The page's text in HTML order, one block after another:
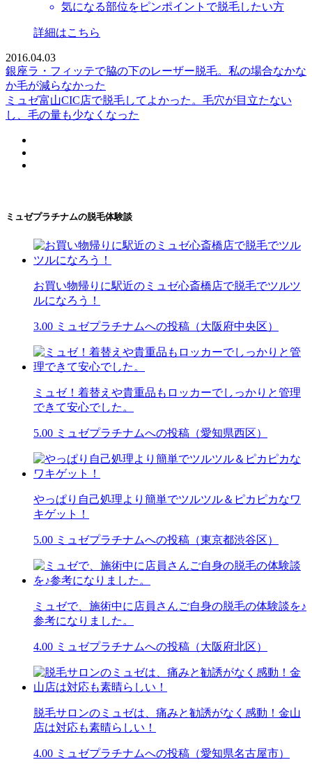
気になる部位をピンポイントで脱毛したい方
詳細はこちら
2016.04.03
銀座ラ・フィッテで脇の下のレーザー脱毛。私の場合なかな
か毛が減らなかった
ミュゼ富山CIC店で脱毛してよかった。毛穴が目立たない
し、毛の量も少なくなった
ミュゼプラチナムの脱毛体験談
お買い物帰りに駅近のミュゼ心斎橋店で脱毛でツルツ
ルになろう！
3.00 ミュゼプラチナムへの投稿（大阪府中央区）
ミュゼ！着替えや貴重品もロッカーでしっかりと管理
できて安心でした。
5.00 ミュゼプラチナムへの投稿（愛知県西区）
やっぱり自己処理より簡単でツルツル＆ピカピカなワ
キゲット！
5.00 ミュゼプラチナムへの投稿（東京都渋谷区）
ミュゼで、施術中に店員さんご自身の脱毛の体験談を♪
参考になりました。
4.00 ミュゼプラチナムへの投稿（大阪府北区）
脱毛サロンのミュゼは、痛みと勧誘がなく感動！金山
店は対応も素晴らしい！
4.00 ミュゼプラチナムへの投稿（愛知県名古屋市）